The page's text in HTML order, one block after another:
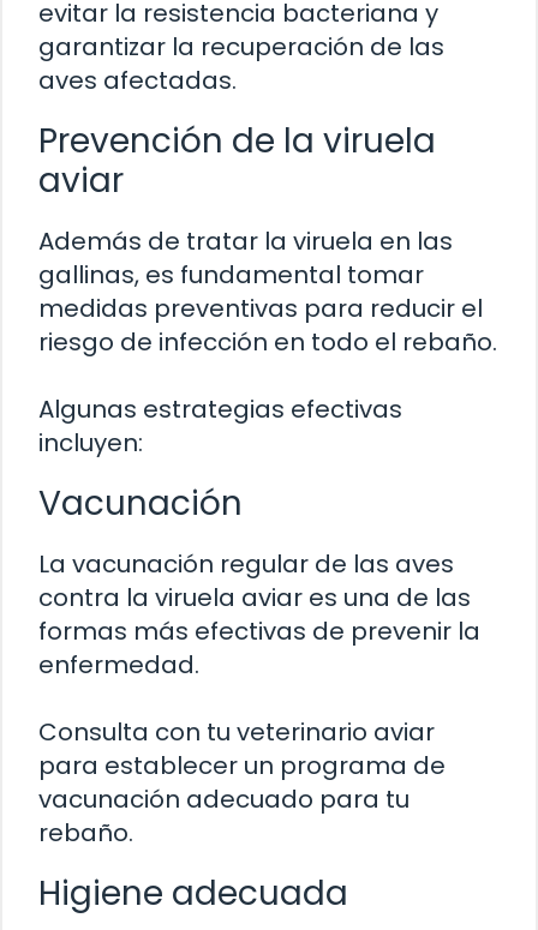
evitar la resistencia bacteriana y
garantizar la recuperación de las
aves afectadas.
Prevención de la viruela
aviar
Además de tratar la viruela en las
gallinas, es fundamental tomar
medidas preventivas para reducir el
riesgo de infección en todo el rebaño.
Algunas estrategias efectivas
incluyen:
Vacunación
La vacunación regular de las aves
contra la viruela aviar es una de las
formas más efectivas de prevenir la
enfermedad.
Consulta con tu veterinario aviar
para establecer un programa de
vacunación adecuado para tu
rebaño.
Higiene adecuada